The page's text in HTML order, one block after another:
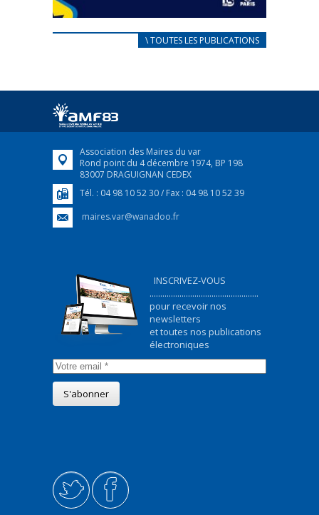
CARNET D’ACCUEIL
Afin d’accompagner au mieux les réfugiés
FEUILLETER
\ TOUTES LES PUBLICATIONS
Association des Maires du var
Rond point du 4 décembre 1974, BP 198
83007 DRAGUIGNAN CEDEX
Tél. : 04 98 10 52 30 / Fax : 04 98 10 52 39
maires.var@wanadoo.fr
INSCRIVEZ-VOUS
...................................................
pour recevoir nos
newsletters
et toutes nos publications
électroniques